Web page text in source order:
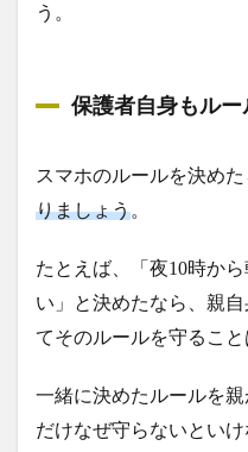
う。
保護者自身もルー
スマホのルールを決めた
りましょう。
たとえば、「夜10時か
い」と決めたなら、親
てそのルールを守ること
一緒に決めたルールを
だけなぜ守らないとい